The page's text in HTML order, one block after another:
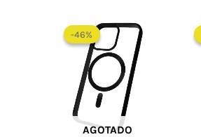
-46%
AGOTADO
-46%
precio
original
era:
$ 65.000.